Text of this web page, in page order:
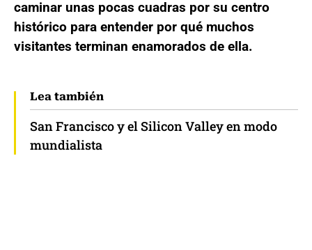
caminar unas pocas cuadras por su centro
histórico para entender por qué muchos
visitantes terminan enamorados de ella.
Lea también
San Francisco y el Silicon Valley en modo
mundialista